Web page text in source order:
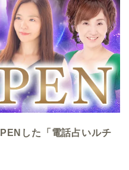
した「電話占いルチ